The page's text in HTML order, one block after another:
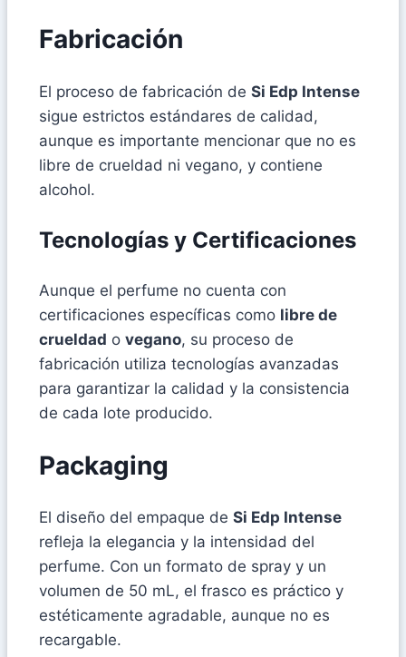
Fabricación
El proceso de fabricación de Si Edp Intense
sigue estrictos estándares de calidad,
aunque es importante mencionar que no es
libre de crueldad ni vegano, y contiene
alcohol.
Tecnologías y Certificaciones
Aunque el perfume no cuenta con
certificaciones específicas como libre de
crueldad o vegano, su proceso de
fabricación utiliza tecnologías avanzadas
para garantizar la calidad y la consistencia
de cada lote producido.
Packaging
El diseño del empaque de Si Edp Intense
refleja la elegancia y la intensidad del
perfume. Con un formato de spray y un
volumen de 50 mL, el frasco es práctico y
estéticamente agradable, aunque no es
recargable.